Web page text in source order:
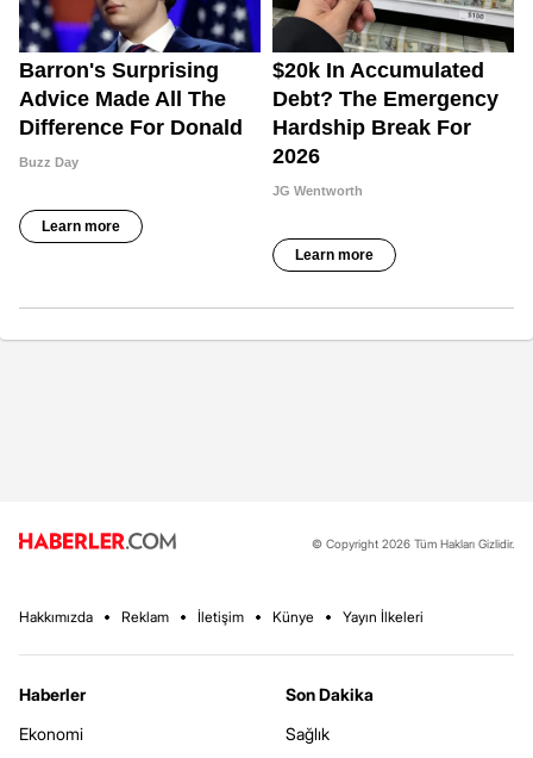
© Copyright 2026 Tüm Hakları Gizlidir.
Hakkımızda Reklam İletişim Künye Yayın İlkeleri
Haberler
Ekonomi
Son Dakika
Sağlık